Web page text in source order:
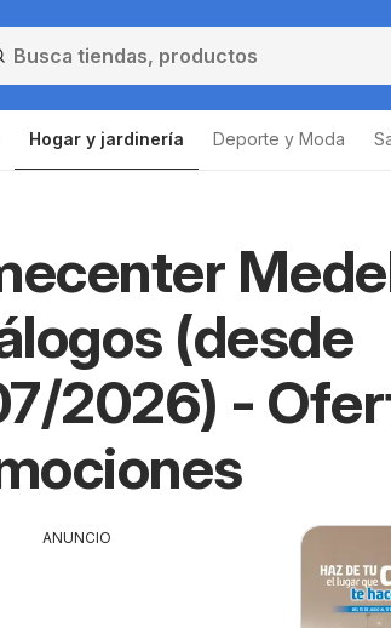
Hogar y jardinería Deporte y Moda
(desde
2026) -
ANUNCIO